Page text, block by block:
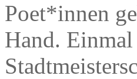
Poet*innen
Hand.